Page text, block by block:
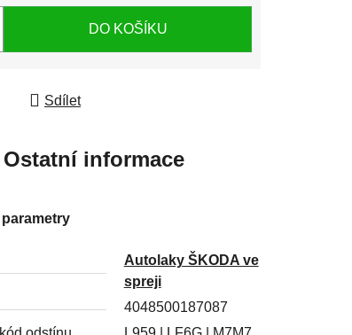
DO KOŠÍKU
Sdílet
Ostatní informace
Autolaky ŠKODA ve
spreji
4048500187087